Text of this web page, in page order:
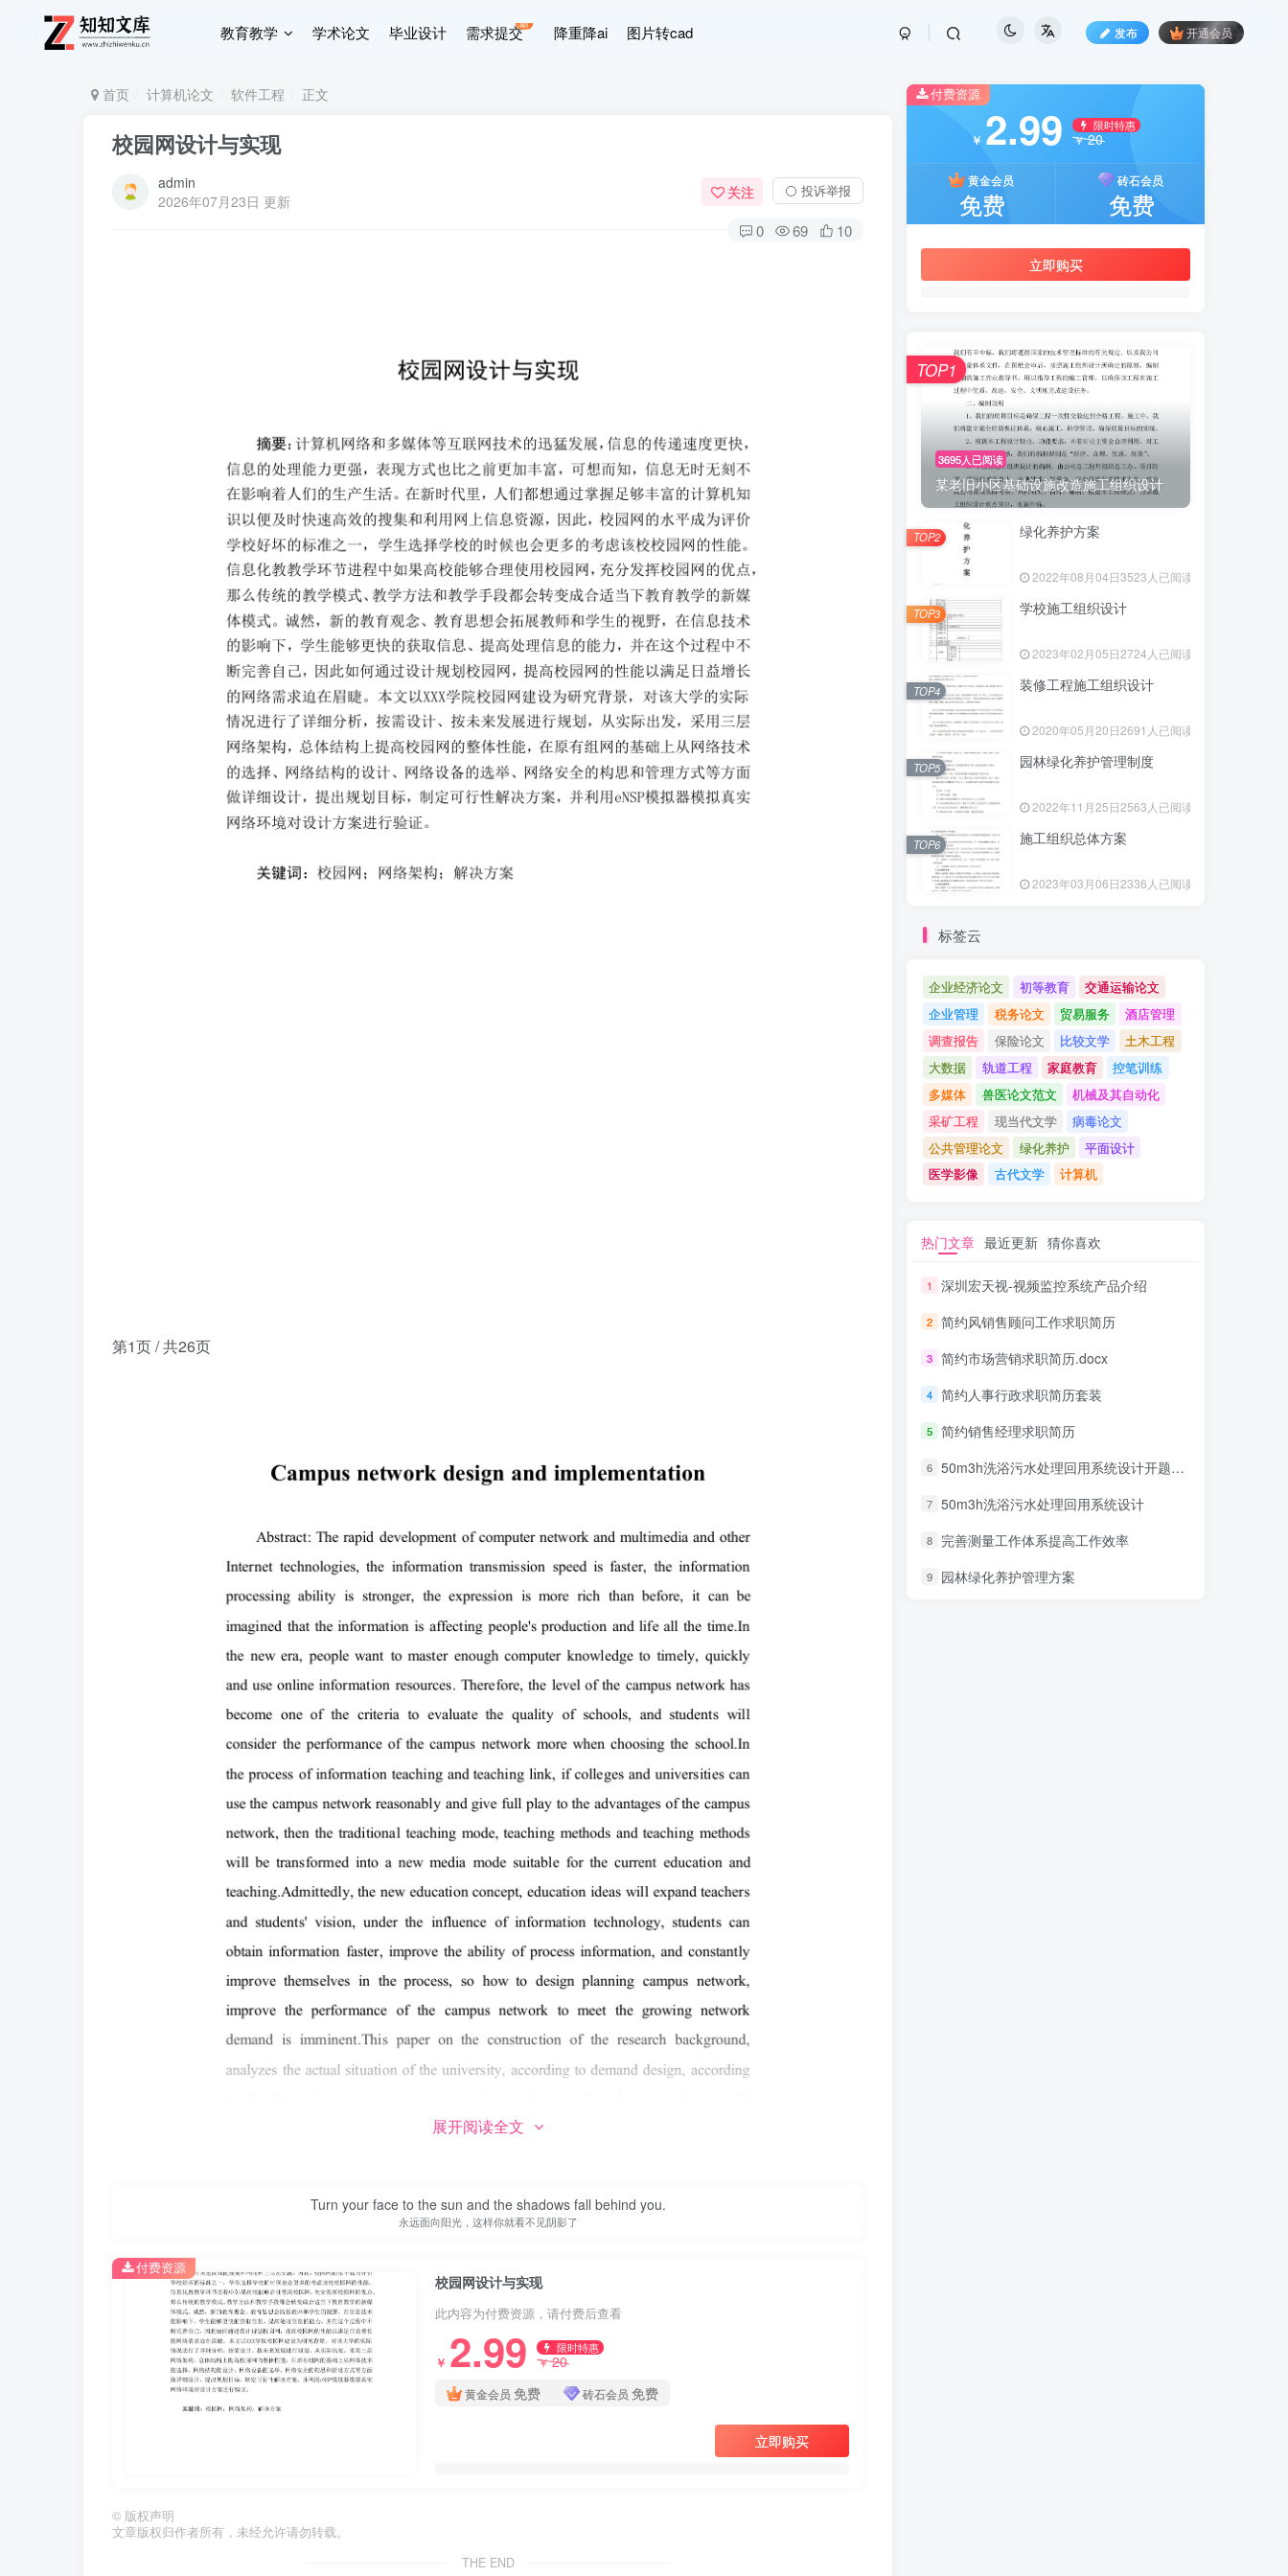
教育教学 学术论文 毕业设计 需求提交新 降重降ai 图片转cad 发布 开通会员
首页 计算机论文 软件工程 正文
校园网设计与实现
admin
2026年07月23日 更新
关注 ⚪ 投诉举报
0 69 10
第1页 / 共26页
展开阅读全文
Turn your face to the sun and the shadows fall behind you.
永远面向阳光，这样你就看不见阴影了
校园网设计与实现
此内容为付费资源，请付费后查看
￥ 2.99 限时特惠
￥20
黄金会员 免费 砖石会员 免费
立即购买
付费资源
© 版权声明
文章版权归作者所有，未经允许请勿转载。
THE END
付费资源
￥ 2.99 限时特惠
￥20
黄金会员
免费
砖石会员
免费
立即购买
3695人已阅读
某老旧小区基础设施改造施工组织设计
TOP1
绿化养护方案
2022年08月04日3523人已阅读
TOP2
学校施工组织设计
2023年02月05日2724人已阅读
TOP3
装修工程施工组织设计
2020年05月20日2691人已阅读
TOP4
园林绿化养护管理制度
2022年11月25日2563人已阅读
TOP5
施工组织总体方案
2023年03月06日2336人已阅读
TOP6
标签云
企业经济论文 初等教育
交通运输论文
企业管理
税务论文 贸易服务
酒店管理
调查报告
保险论文 比较文学
土木工程
大数据
轨道工程 家庭教育
控笔训练
多媒体
兽医论文范文
机械及其自动化
采矿工程
现当代文学
病毒论文
公共管理论文
绿化养护
平面设计
医学影像
古代文学 计算机
热门文章 最近更新 猜你喜欢
1 深圳宏天视-视频监控系统产品介绍
2 简约风销售顾问工作求职简历
3 简约市场营销求职简历.docx
4 简约人事行政求职简历套装
5 简约销售经理求职简历
6 50m3h洗浴污水处理回用系统设计开题报告
7 50m3h洗浴污水处理回用系统设计
8 完善测量工作体系提高工作效率
9 园林绿化养护管理方案